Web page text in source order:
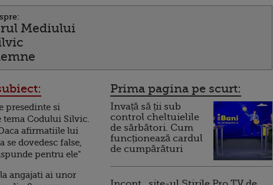
Mediului
presedinte si
tema Codului Silvic.
afirmatiile lui
se dovedesc false,
pentru ele"
angajati ai unor
Prima pagina pe scurt:
Invață să ții sub
control cheltuielile
de sărbători. Cum
funcționează cardul
de cumpărături